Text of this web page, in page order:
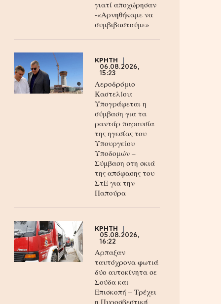
γιατί αποχώρησαν
-«Αρνηθήκαμε να
συμβιβαστούμε»
ΚΡΗΤΗ
06.08.2026,
15:23
Αεροδρόμιο
Καστελίου:
Υπογράφεται η
σύμβαση για τα
ραντάρ παρουσία
της ηγεσίας του
Υπουργείου
Υποδομών –
Σύμβαση στη σκιά
της απόφασης του
ΣτΕ για την
Παπούρα
ΚΡΗΤΗ
05.08.2026,
16:22
Αρπαξαν
ταυτόχρονα φωτιά
δύο αυτοκίνητα σε
Σούδα και
Επισκοπή – Τρέχει
η Πυροσβεστική